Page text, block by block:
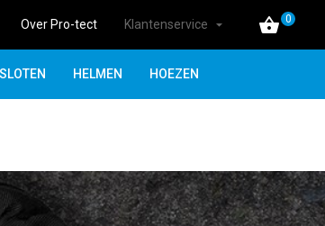
0
Over Pro-tect Klantenservice
HELMEN HOEZEN